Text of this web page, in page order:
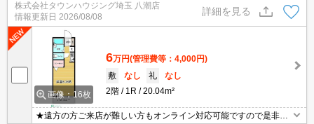
株式会社タウンハウジング埼玉 八潮店
情報更新日 2026/08/08
詳細を見る
画像：16枚
6万円(管理費等：4,000円)
敷
なし 礼
なし
2階
1R 20.04m²
★遠方の方ご来店が難しい方もオンライン対応可能ですので是非一